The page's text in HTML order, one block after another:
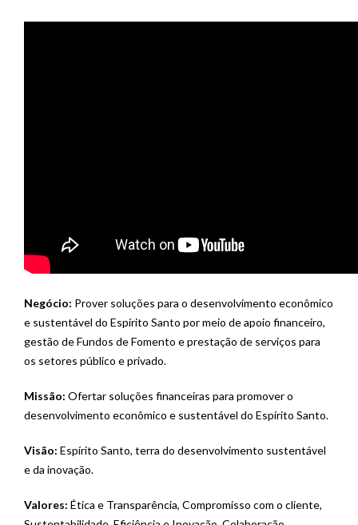
Negócio: Prover soluções para o desenvolvimento econômico
e sustentável do Espírito Santo por meio de apoio financeiro,
gestão de Fundos de Fomento e prestação de serviços para
os setores público e privado.
Missão: Ofertar soluções financeiras para promover o
desenvolvimento econômico e sustentável do Espírito Santo.
Visão: Espírito Santo, terra do desenvolvimento sustentável
e da inovação.
Valores: Ética e Transparência, Compromisso com o cliente,